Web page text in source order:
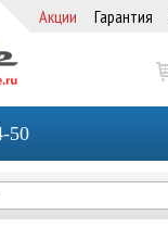
Акции Гарантия
50